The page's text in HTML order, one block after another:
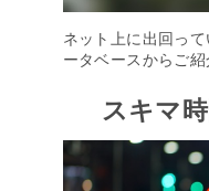
ネット上に出回っ
ータベースからご紹
スキマ